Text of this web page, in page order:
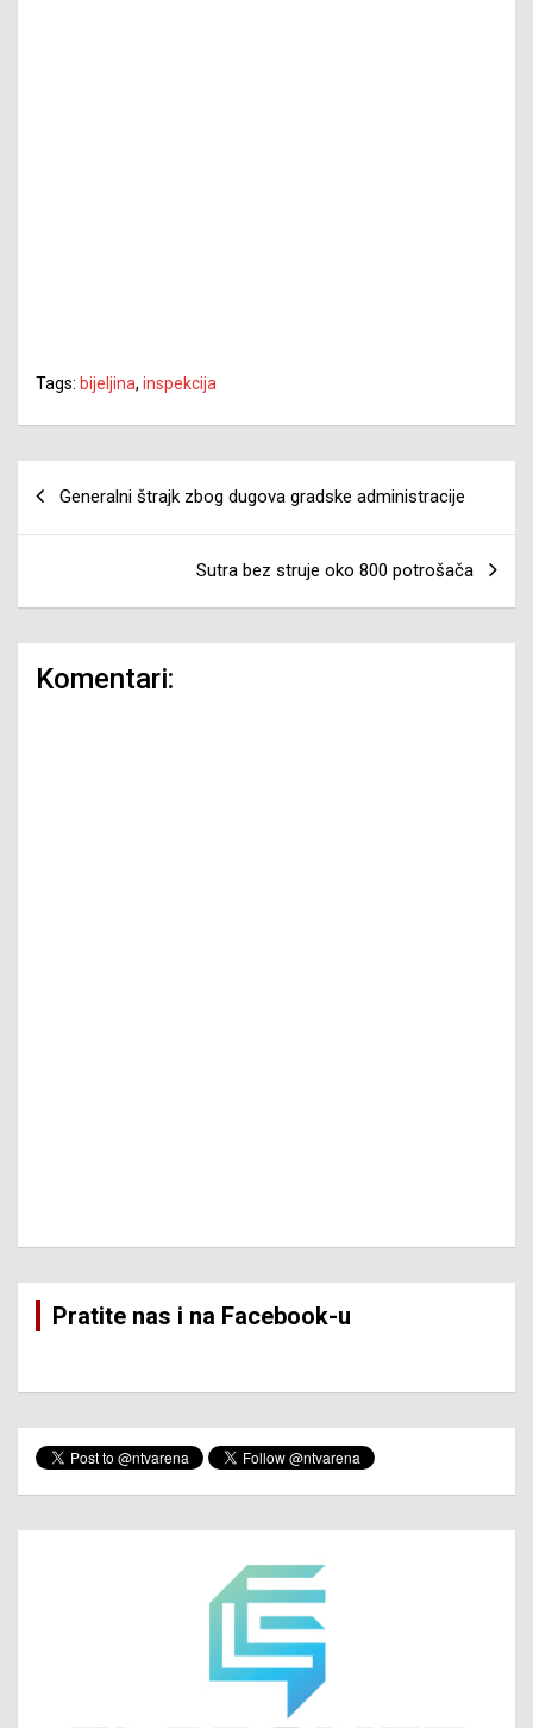
Tags: bijeljina, inspekcija
Generalni štrajk zbog dugova gradske administracije
Sutra bez struje oko 800 potrošača
Komentari:
Pratite nas i na Facebook-u